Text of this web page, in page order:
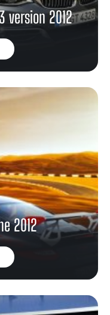
version 2012
2012